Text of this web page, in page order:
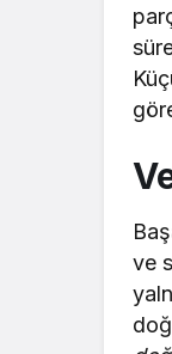
ve